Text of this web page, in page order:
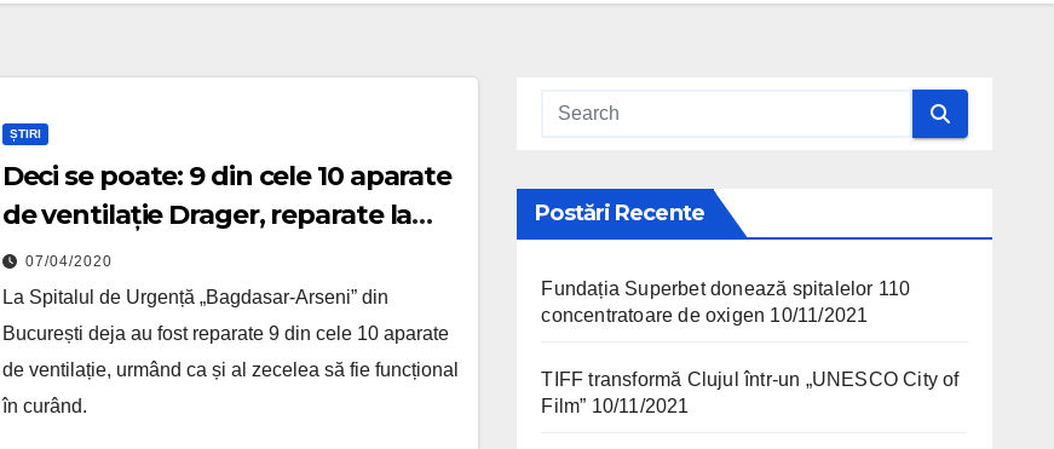
ȘTIRI
Deci se poate: 9 din cele 10 aparate
de ventilație Drager, reparate la
„Bagdasar-Arseni”. Urmează și al
zecelea
07/04/2020
La Spitalul de Urgență „Bagdasar-Arseni” din
București deja au fost reparate 9 din cele 10 aparate
de ventilație, urmând ca și al zecelea să fie funcțional
în curând.
Postări Recente
Fundația Superbet donează spitalelor 110
concentratoare de oxigen 10/11/2021
TIFF transformă Clujul într-un „UNESCO City of
Film” 10/11/2021